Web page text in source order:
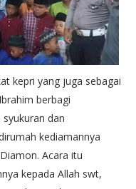
kepri yang juga sebagai
berbagi
dan
kediamannya
Acara itu
kepada Allah swt,